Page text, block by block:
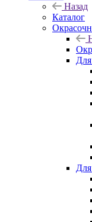
Назад
Каталог